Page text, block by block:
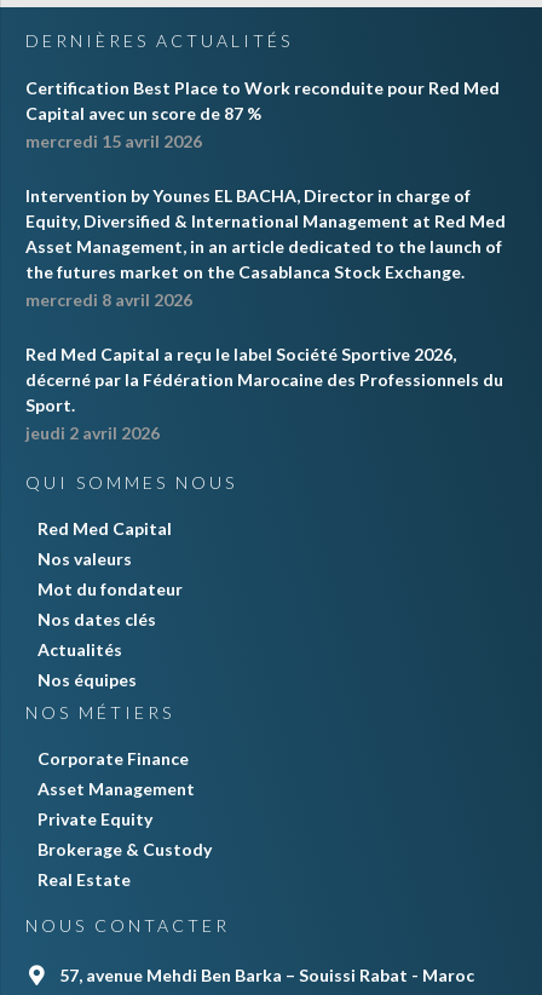
DERNIÈRES ACTUALITÉS
Certification Best Place to Work reconduite pour Red Med
Capital avec un score de 87 %
mercredi 15 avril 2026
Intervention by Younes EL BACHA, Director in charge of
Equity, Diversified & International Management at Red Med
Asset Management, in an article dedicated to the launch of
the futures market on the Casablanca Stock Exchange.
mercredi 8 avril 2026
Red Med Capital a reçu le label Société Sportive 2026,
décerné par la Fédération Marocaine des Professionnels du
Sport.
jeudi 2 avril 2026
QUI SOMMES NOUS
Red Med Capital
Nos valeurs
Mot du fondateur
Nos dates clés
Actualités
Nos équipes
NOS MÉTIERS
Corporate Finance
Asset Management
Private Equity
Brokerage & Custody
Real Estate
NOUS CONTACTER
57, avenue Mehdi Ben Barka – Souissi Rabat - Maroc